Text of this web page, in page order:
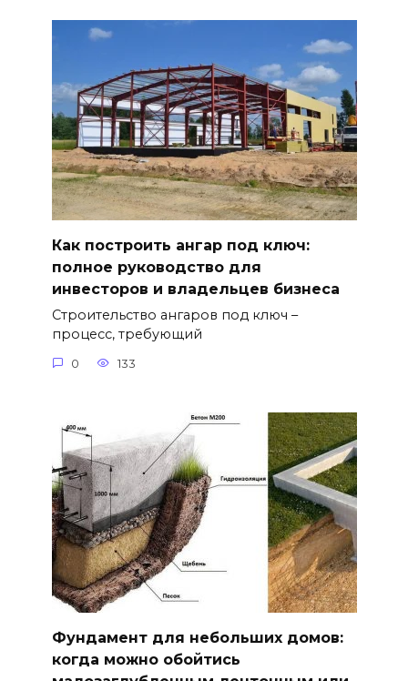
Как построить ангар под ключ:
полное руководство для
инвесторов и владельцев бизнеса
Строительство ангаров под ключ –
процесс, требующий
0 133
Фундамент для небольших домов:
когда можно обойтись